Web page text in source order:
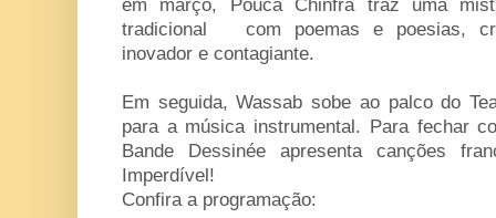
em março, Pouca Chinfra traz uma
tradicional com poemas e poesias,
inovador e contagiante.
Em seguida, Wassab sobe ao palco do
para a música instrumental. Para fechar
Bande Dessinée apresenta canções
Imperdível!
Confira a programação: